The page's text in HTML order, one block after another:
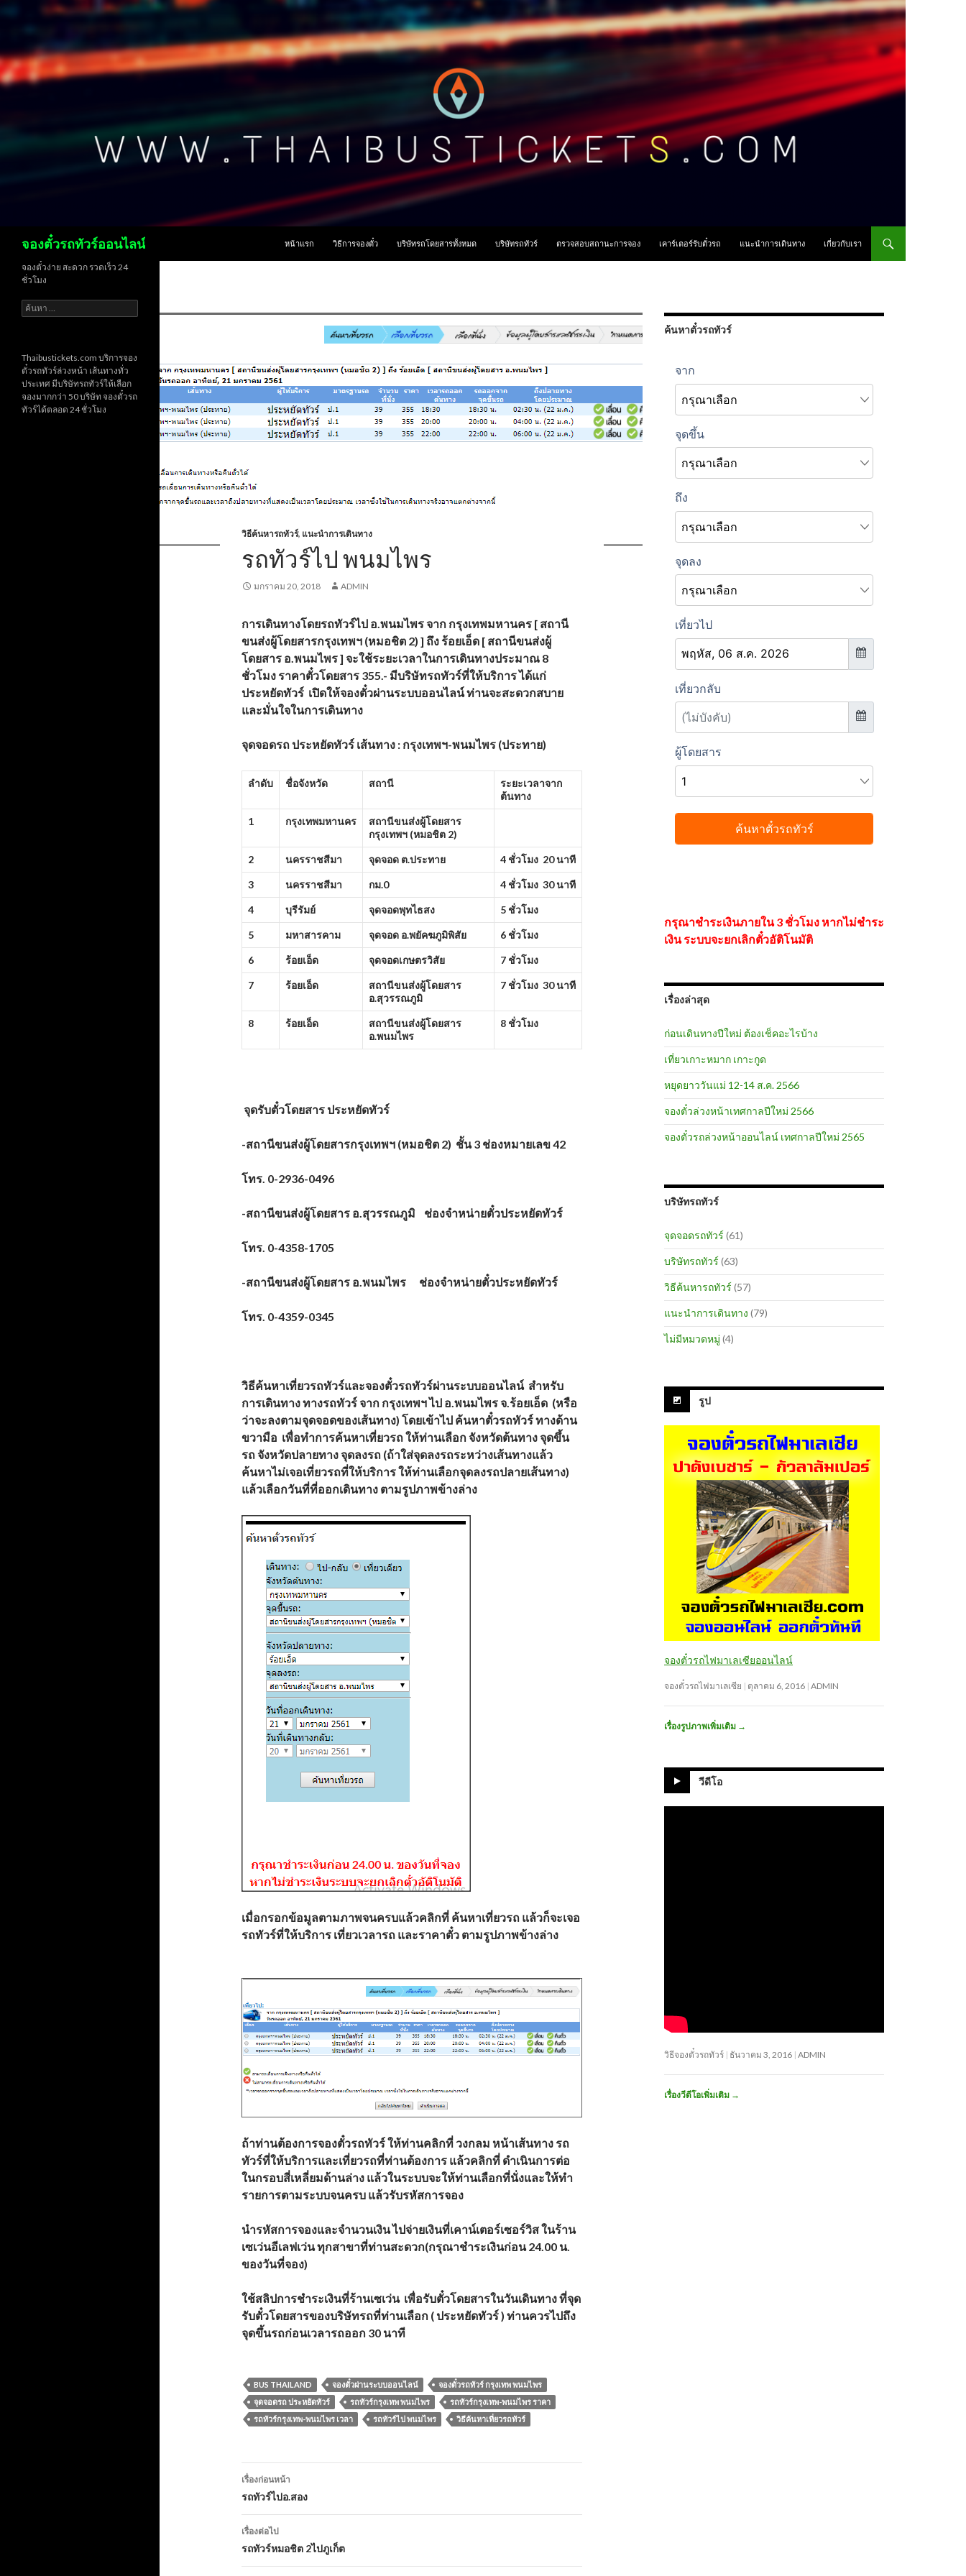
จองตั๋วรถทัวร์ออนไลน์
หน้าแรก
วิธีการจองตั๋ว บริษัทรถโดยสารทั้งหมด บริษัทรถทัวร์ ตรวจสอบสถานะการจอง เคาร์เตอร์รับตั๋วรถ แนะนำการเดินทาง เกี่ยวกับเรา
วิธีค้นหารถทัวร์, แนะนำการเดินทาง
รถทัวร์ไป พนมไพร
มกราคม 20, 2018 ADMIN
การเดินทางโดยรถทัวร์ไป อ.พนมไพรจาก กรุงเทพมหานคร [ สถานี
ขนส่งผู้โดยสารกรุงเทพฯ (หมอชิต 2) ] ถึง ร้อยเอ็ด [ สถานีขนส่งผู้
โดยสาร อ.พนมไพร ] จะใช้ระยะเวลาในการเดินทางประมาณ 8
ชั่วโมง ราคาตั๋วโดยสาร 355.- มีบริษัทรถทัวร์ที่ให้บริการได้แก่
ประหยัดทัวร์ เปิดให้จองตั๋วผ่านระบบออนไลน์ ท่านจะสะดวกสบาย
และมั่นใจในการเดินทาง
จุดจอดรถ ประหยัดทัวร์ เส้นทาง : กรุงเทพฯ-พนมไพร (ประทาย)
ลำดับ ชื่อจังหวัด สถานี
ระยะเวลาจาก
ต้นทาง
1 กรุงเทพมหานคร
สถานีขนส่งผู้โดยสาร
กรุงเทพฯ (หมอชิต 2)
2 นครราชสีมา จุดจอด ต.ประทาย 4 ชั่วโมง 20 นาที
3 นครราชสีมา กม.0 4 ชั่วโมง 30 นาที
4 บุรีรัมย์ จุดจอดพุทไธสง 5 ชั่วโมง
5 มหาสารคาม จุดจอด อ.พยัคฆภูมิพิสัย 6 ชั่วโมง
6 ร้อยเอ็ด จุดจอดเกษตรวิสัย 7 ชั่วโมง
7 ร้อยเอ็ด
สถานีขนส่งผู้โดยสาร
อ.สุวรรณภูมิ
7 ชั่วโมง 30 นาที
8 ร้อยเอ็ด
สถานีขนส่งผู้โดยสาร
อ.พนมไพร
8 ชั่วโมง
จุดรับตั๋วโดยสาร ประหยัดทัวร์
-สถานีขนส่งผู้โดยสารกรุงเทพฯ (หมอชิต 2) ชั้น 3 ช่องหมายเลข 42
โทร. 0-2936-0496
-สถานีขนส่งผู้โดยสาร อ.สุวรรณภูมิ ช่องจำหน่ายตั๋วประหยัดทัวร์
โทร. 0-4358-1705
-สถานีขนส่งผู้โดยสาร อ.พนมไพร ช่องจำหน่ายตั๋วประหยัดทัวร์
โทร. 0-4359-0345
วิธีค้นหาเที่ยวรถทัวร์และจองตั๋วรถทัวร์ผ่านระบบออนไลน์ สำหรับ
การเดินทาง ทางรถทัวร์ จาก กรุงเทพฯไป อ.พนมไพร จ.ร้อยเอ็ด (หรือ
ว่าจะลงตามจุดจอดของเส้นทาง) โดยเข้าไป ค้นหาตั๋วรถทัวร์ ทางด้าน
ขวามือ เพื่อทำการค้นหาเที่ยวรถ ให้ท่านเลือก จังหวัดต้นทาง จุดขึ้น
รถ จังหวัดปลายทาง จุดลงรถ (ถ้าใส่จุดลงรถระหว่างเส้นทางแล้ว
ค้นหาไม่เจอเที่ยวรถที่ให้บริการ ให้ท่านเลือกจุดลงรถปลายเส้นทาง)
แล้วเลือกวันที่ที่ออกเดินทาง ตามรูปภาพข้างล่าง
เมื่อกรอกข้อมูลตามภาพจนครบแล้วคลิกที่ ค้นหาเที่ยวรถ แล้วก็จะเจอ
รถทัวร์ที่ให้บริการ เที่ยวเวลารถ และราคาตั๋ว ตามรูปภาพข้างล่าง
ถ้าท่านต้องการจองตั๋วรถทัวร์ ให้ท่านคลิกที่ วงกลม หน้าเส้นทาง รถ
ทัวร์ที่ให้บริการและเที่ยวรถที่ท่านต้องการ แล้วคลิกที่ ดำเนินการต่อ
ในกรอบสี่เหลี่ยมด้านล่าง แล้วในระบบจะให้ท่านเลือกที่นั่งและให้ทำ
รายการตามระบบจนครบ แล้วรับรหัสการจอง
นำรหัสการจองและจำนวนเงิน ไปจ่ายเงินที่เคาน์เตอร์เซอร์วิส ในร้าน
เซเว่นอีเลฟเว่น ทุกสาขาที่ท่านสะดวก(กรุณาชำระเงินก่อน 24.00 น.
ของวันที่จอง)
ใช้สลิปการชำระเงินที่ร้านเซเว่น เพื่อรับตั๋วโดยสารในวันเดินทาง ที่จุด
รับตั๋วโดยสารของบริษัทรถที่ท่านเลือก ( ประหยัดทัวร์) ท่านควรไปถึง
จุดขึ้นรถก่อนเวลารถออก 30 นาที
BUS THAILAND จองตั๋วผ่านระบบออนไลน์
จองตั๋วรถทัวร์ กรุงเทพ พนมไพร
จุดจอดรถ ประหยัดทัวร์
รถทัวร์กรุงเทพ พนมไพร
รถทัวร์กรุงเทพ-พนมไพร ราคา
รถทัวร์กรุงเทพ-พนมไพร เวลา
รถทัวร์ไป พนมไพร วิธีค้นหาเที่ยวรถทัวร์
เมนู
นำทาง
เรื่อง
เรื่องก่อนหน้า
รถทัวร์ไปอ.สอง
เรื่องต่อไป
รถทัวร์หมอชิต 2ไปภูเก็ต
ค้นหาตั๋วรถทัวร์
กรุณาชำระเงินภายใน 3 ชั่วโมง หากไม่ชำระ
เงิน ระบบจะยกเลิกตั๋วอัติโนมัติ
เรื่องล่าสุด
ก่อนเดินทางปีใหม่ ต้องเช็คอะไรบ้าง
เที่ยวเกาะหมาก เกาะกูด
หยุดยาววันแม่ 12-14 ส.ค. 2566
จองตั๋วล่วงหน้าเทศกาลปีใหม่ 2566
จองตั๋วรถล่วงหน้าออนไลน์ เทศกาลปีใหม่ 2565
บริษัทรถทัวร์
จุดจอดรถทัวร์ (61)
บริษัทรถทัวร์ (63)
วิธีค้นหารถทัวร์ (57)
แนะนำการเดินทาง (79)
ไม่มีหมวดหมู่ (4)
รูป
จองตั๋วรถไฟมาเลเซียออนไลน์
จองตั๋วรถไฟมาเลเซีย ตุลาคม 6, 2016 ADMIN
เรื่องรูปภาพเพิ่มเติม →
วีดีโอ
วิธีจองตั๋วรถทัวร์ ธันวาคม 3, 2016 ADMIN
เรื่องวีดีโอเพิ่มเติม →
จองตั๋วง่าย สะดวก รวดเร็ว 24
ชั่วโมง
ค้นหา
สำหรับ:
Thaibustickets.com บริการจอง
ตั๋วรถทัวร์ล่วงหน้า เส้นทางทั่ว
ประเทศ มีบริษัทรถทัวร์ให้เลือก
จองมากกว่า 50 บริษัท จองตั๋วรถ
ทัวร์ได้ตลอด 24 ชั่วโมง